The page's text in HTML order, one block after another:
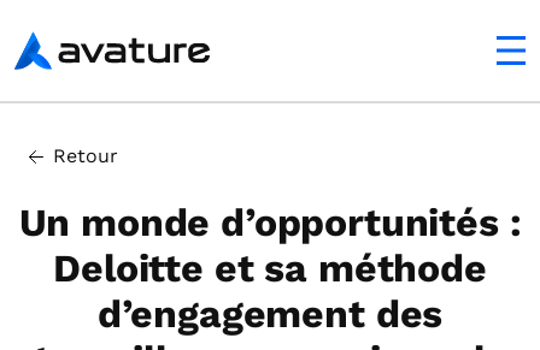
Avature
Retour
Un monde d’opportunités :
Deloitte et sa méthode
d’engagement des